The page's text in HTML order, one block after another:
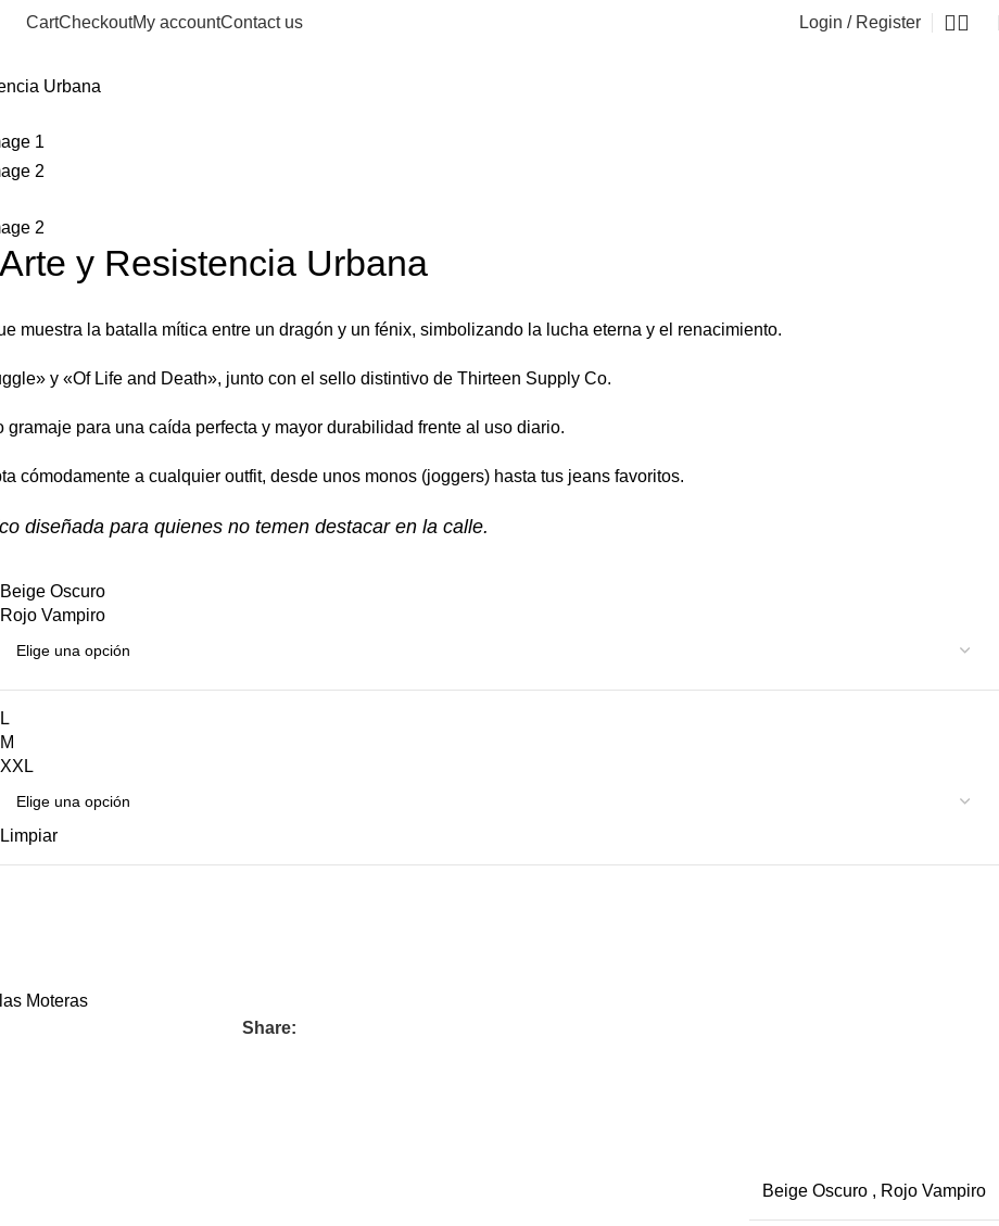
CartCheckoutMy accountContact us Login / Register
Urbana
y Resistencia Urbana
muestra la batalla mítica entre un dragón y un fénix, simbolizando la lucha eterna y el renacimiento.
y «Of Life and Death», junto con el sello distintivo de Thirteen Supply Co.
para una caída perfecta y mayor durabilidad frente al uso diario.
cómodamente a cualquier outfit, desde unos monos (joggers) hasta tus jeans favoritos.
diseñada para quienes no temen destacar en la calle.
Beige Oscuro
Rojo Vampiro
L
M
XXL
Limpiar
Moteras
Share:
Beige Oscuro , Rojo Vampiro